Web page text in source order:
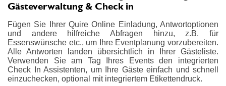
Gästeverwaltung & Check in
Fügen Sie Ihrer Quire Online Einladung, Antwortoptionen
und andere hilfreiche Abfragen hinzu, z.B. für
Essenswünsche etc., um Ihre Eventplanung vorzubereiten.
Alle Antworten landen übersichtlich in Ihrer Gästeliste.
Verwenden Sie am Tag Ihres Events den integrierten
Check In Assistenten, um Ihre Gäste einfach und schnell
einzuchecken, optional mit integriertem Etikettendruck.